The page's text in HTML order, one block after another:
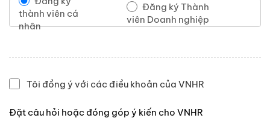
thành viên cá
nhân
Đăng ký Thành
viên Doanh nghiệp
Tôi đồng ý với các điều khoản của VNHR
Đặt câu hỏi hoặc đóng góp ý kiến cho VNHR